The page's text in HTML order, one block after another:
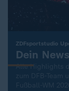
ZDFsportstudio
:
Dein
Alle Highlights
zum DFB-Team
Fußball-WM